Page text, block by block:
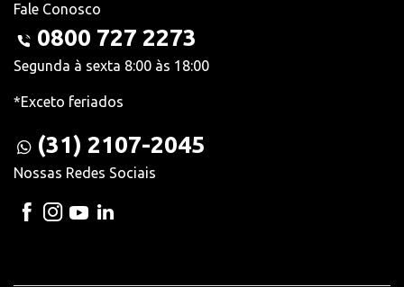
Fale Conosco
0800 727 2273
Segunda à sexta 8:00 às 18:00
*Exceto feriados
(31) 2107-2045
Nossas Redes Sociais